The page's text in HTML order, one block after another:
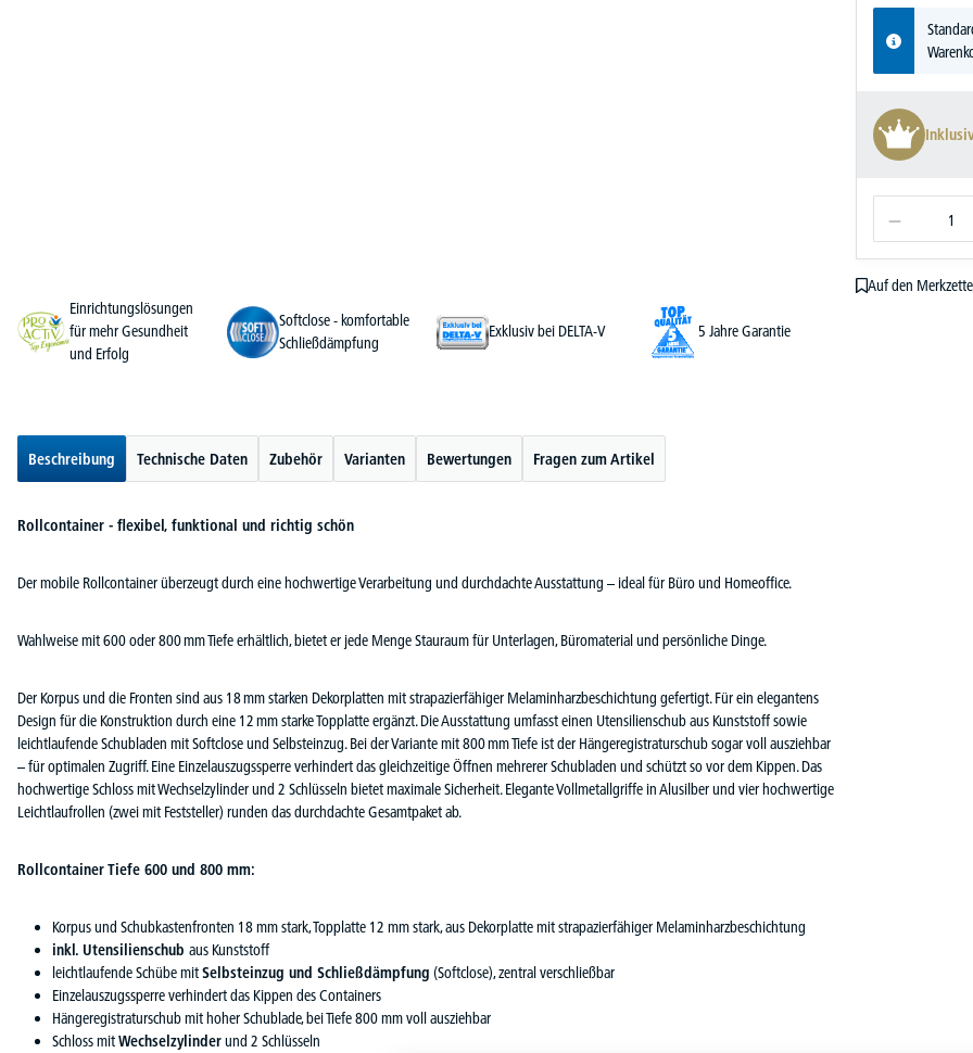
Auf den
Einrichtungslösungen
für mehr Gesundheit
und Erfolg
Softclose - komfortable
Schließdämpfung
Exklusiv bei DELTA-V 5 Jahre Garantie
Beschreibung Technische Daten Zubehör Varianten Bewertungen Fragen zum Artikel
Rollcontainer - flexibel, funktional und richtig schön
Der mobile Rollcontainer überzeugt durch eine hochwertige Verarbeitung und durchdachte Ausstattung – ideal für Büro und Homeoffice.
Wahlweise mit 600 oder 800 mm Tiefe erhältlich, bietet er jede Menge Stauraum für Unterlagen, Büromaterial und persönliche Dinge.
Der Korpus und die Fronten sind aus 18 mm starken Dekorplatten mit strapazierfähiger Melaminharzbeschichtung gefertigt. Für ein elegantens
Design für die Konstruktion durch eine 12 mm starke Topplatte ergänzt. Die Ausstattung umfasst einen Utensilienschub aus Kunststoff sowie
leichtlaufende Schubladen mit Softclose und Selbsteinzug. Bei der Variante mit 800 mm Tiefe ist der Hängeregistraturschub sogar voll ausziehbar
– für optimalen Zugriff. Eine Einzelauszugssperre verhindert das gleichzeitige Öffnen mehrerer Schubladen und schützt so vor dem Kippen. Das
hochwertige Schloss mit Wechselzylinder und 2 Schlüsseln bietet maximale Sicherheit. Elegante Vollmetallgriffe in Alusilber und vier hochwertige
Leichtlaufrollen (zwei mit Feststeller) runden das durchdachte Gesamtpaket ab.
Rollcontainer Tiefe 600 und 800 mm:
Korpus und Schubkastenfronten 18 mm stark, Topplatte 12 mm stark, aus Dekorplatte mit strapazierfähiger Melaminharzbeschichtung
inkl. Utensilienschub aus Kunststoff
leichtlaufende Schübe mitSelbsteinzug und Schließdämpfung (Softclose), zentral verschließbar
Einzelauszugssperre verhindert das Kippen des Containers
Hängeregistraturschub mit hoher Schublade, bei Tiefe 800 mm voll ausziehbar
Schloss mitWechselzylinderund 2 Schlüsseln